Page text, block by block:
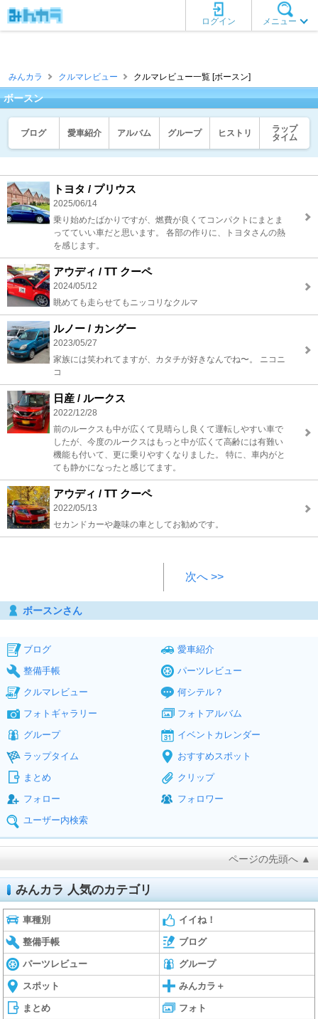
メニュー
ログイン
みんカラ クルマレビュー クルマレビュー一覧 [ボースン]
ボースン
ブログ 愛車紹介 アルバム グループ ヒストリ
ラップ
タイム
トヨタ / プリウス
2025/06/14
乗り始めたばかりですが、燃費が良くてコンパクトにまとま
ってていい車だと思います。 各部の作りに、トヨタさんの熱
を感じます。
アウディ / TT クーペ
2024/05/12
眺めても走らせてもニッコリなクルマ
ルノー / カングー
2023/05/27
家族には笑われてますが、カタチが好きなんでね〜。 ニコニ
コ
日産 / ルークス
2022/12/28
前のルークスも中が広くて見晴らし良くて運転しやすい車で
したが、今度のルークスはもっと中が広くて高齢には有難い
機能も付いて、更に乗りやすくなりました。 特に、車内がと
ても静かになったと感じてます。
アウディ / TT クーペ
2022/05/13
セカンドカーや趣味の車としてお勧めです。
次へ >>
ボースンさん
ブログ
愛車紹介
整備手帳
パーツレビュー
クルマレビュー
何シテル？
フォトギャラリー
フォトアルバム
グループ
イベントカレンダー
ラップタイム
おすすめスポット
まとめ
クリップ
フォロー
フォロワー
ユーザー内検索
ページの先頭へ ▲
みんカラ 人気のカテゴリ
車種別 イイね！
整備手帳 ブログ
パーツレビュー グループ
スポット みんカラ＋
まとめ フォト